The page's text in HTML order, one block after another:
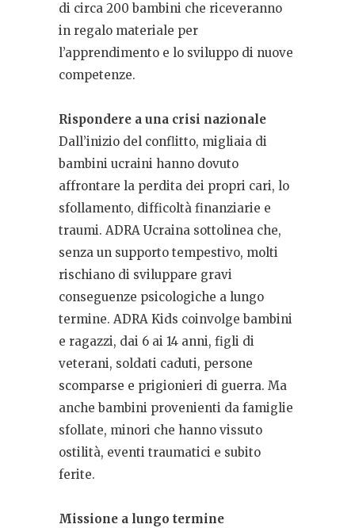
di circa 200 bambini che riceveranno
in regalo materiale per
l’apprendimento e lo sviluppo di nuove
competenze.
Rispondere a una crisi nazionale
Dall’inizio del conflitto, migliaia di
bambini ucraini hanno dovuto
affrontare la perdita dei propri cari, lo
sfollamento, difficoltà finanziarie e
traumi. ADRA Ucraina sottolinea che,
senza un supporto tempestivo, molti
rischiano di sviluppare gravi
conseguenze psicologiche a lungo
termine. ADRA Kids coinvolge bambini
e ragazzi, dai 6 ai 14 anni, figli di
veterani, soldati caduti, persone
scomparse e prigionieri di guerra. Ma
anche bambini provenienti da famiglie
sfollate, minori che hanno vissuto
ostilità, eventi traumatici e subito
ferite.
Missione a lungo termine